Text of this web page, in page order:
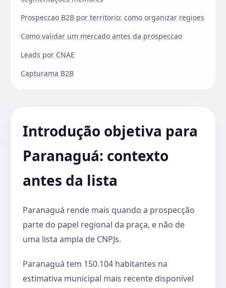
Prospeccao B2B por territorio: como organizar regioes
Como validar um mercado antes da prospeccao
Leads por CNAE
Capturama B2B
Introdução objetiva para
Paranaguá: contexto
antes da lista
Paranaguá rende mais quando a prospecção
parte do papel regional da praça, e não de
uma lista ampla de CNPJs.
Paranaguá tem 150.104 habitantes na
estimativa municipal mais recente disponível